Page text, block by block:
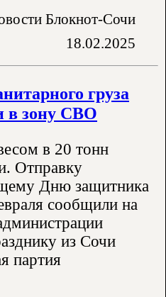
Блокнот-Сочи
18.02.2025
груза
в зону СВО
в 20 тонн
Отправку
Дню защитника
сообщили на
из Сочи
партия